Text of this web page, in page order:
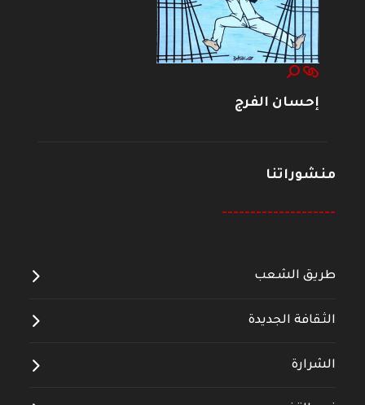
إحسان الفرج
منشوراتنا
--------------------
طريق الشعب
الثقافة الجديدة
الشرارة